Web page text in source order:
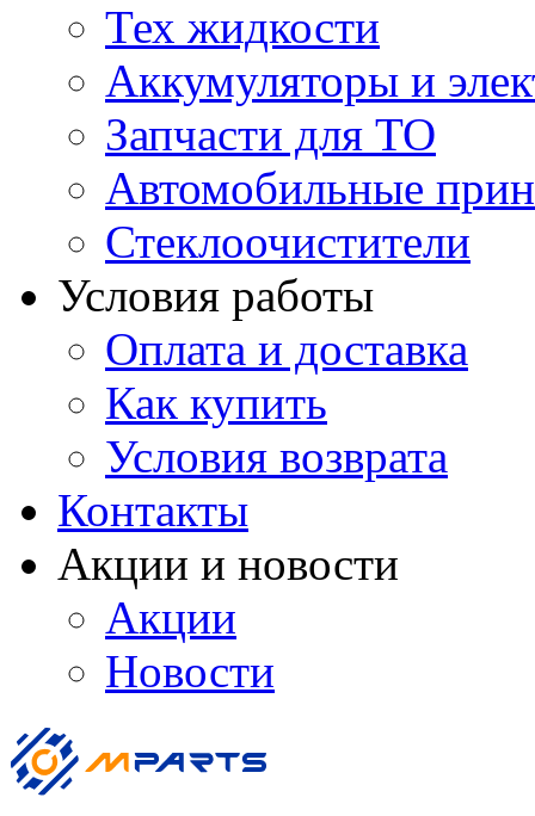
Тех жидкости
Аккумуляторы и
Запчасти для ТО
Автомобильные
Стеклоочистители
Условия работы
Оплата и доставка
Как купить
Условия возврата
Контакты
Акции и новости
Акции
Новости